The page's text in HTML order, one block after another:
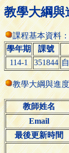
教學大綱與
課程基本資料：
學年期
課號
114-1
351844
教學大綱與進
教師姓名
Email
最後更新時間